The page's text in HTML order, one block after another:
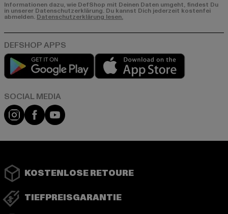
Informationen dazu, wie DefShop mit Deinen Daten umgeht, findest Du
in unserer Datenschutzerklärung. Du kannst Dich jederzeit kostenfei
abmelden. Datenschutzerklärung lesen.
Play market
Instagram
FacebookYouTube
KOSTENLOSE RETOURE
TIEFPREISGARANTIE